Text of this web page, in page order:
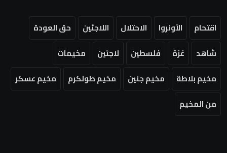
اقتحام الأونروا الاحتلال اللاجئين
حق العودة
شاهد
غزة فلسطين لاجئين
مخيمات
مخيم بلاطة
مخيم جنين مخيم طولكرم
مخيم عسكر
من المخيم